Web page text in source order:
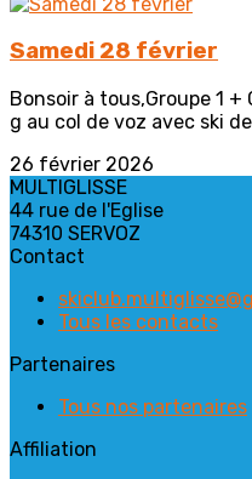
Samedi 28 février
Bonsoir à tous,Groupe 1
g au col de voz avec ski
26 février 2026
MULTIGLISSE
44 rue de l'Eglise
74310 SERVOZ
Contact
Tous les contacts
Partenaires
Tous nos partenaires
Affiliation